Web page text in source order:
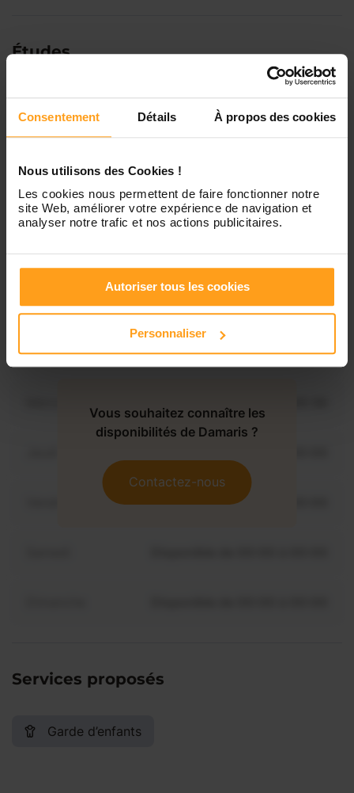
Consentement Détails À propos des cookies
Nous utilisons des Cookies !
Les cookies nous permettent de faire fonctionner notre
site Web, améliorer votre expérience de navigation et
analyser notre trafic et nos actions publicitaires.
Autoriser tous les cookies
Personnaliser
Études
BacenAutre
BAFA
Diplôme dans le secteur de l’animation
Lundi Indisponible
Mardi Disponible de 00:00 à 00:00
Disponible de 00:00 à 00:00
Vous souhaitez connaître les
disponibilités de Damaris ?
Contactez-nous
Services proposés
Garde d’enfants